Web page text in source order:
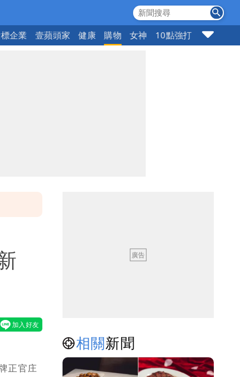
企業 壹蘋頭家 健康 購物 女神 10點強打
正官庄
相關新聞